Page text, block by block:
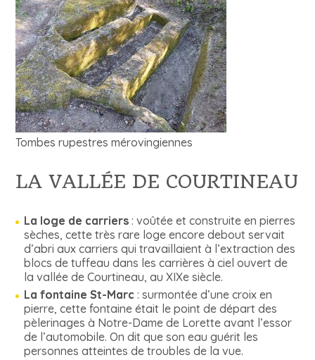
Tombes rupestres mérovingiennes
LA VALLÉE DE COURTINEAU
La loge de carriers : voûtée et construite en pierres
sèches, cette très rare loge encore debout servait
d’abri aux carriers qui travaillaient à l’extraction des
blocs de tuffeau dans les carrières à ciel ouvert de
la vallée de Courtineau, au XIXe siècle.
La fontaine St-Marc : surmontée d’une croix en
pierre, cette fontaine était le point de départ des
pèlerinages à Notre-Dame de Lorette avant l’essor
de l’automobile. On dit que son eau guérit les
personnes atteintes de troubles de la vue.